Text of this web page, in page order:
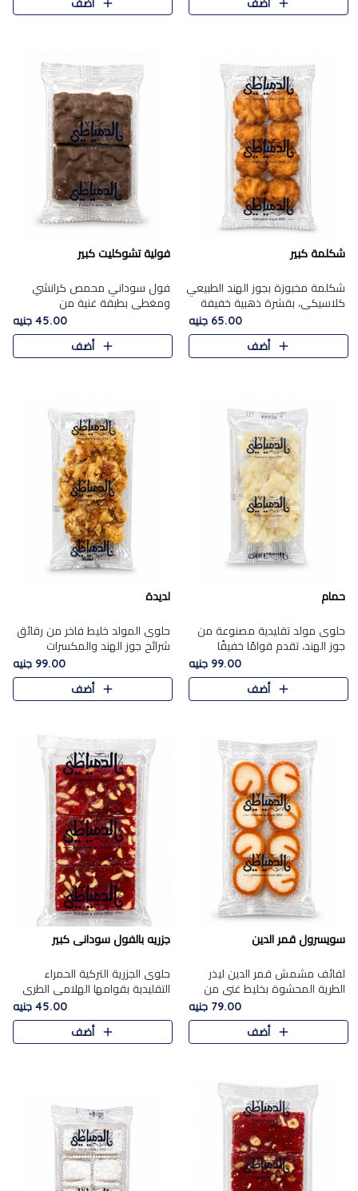
البسبوسة. تُخبز..
أضف
مزيج متوازن من القوام ..
أضف
شكلمة كبير
شكلمة مخبوزة بجوز الهند الطبيعي
كلاسيكي، بقشرة ذهبية خفيفة
وقلب طري رطب يذوب في الفم،
تمنحك المذاق الشرقي الحلو الأصيل
التقليدي في كل لقمة.
65.00 جنيه
أضف
فولية تشوكليت كبير
فول سوداني محمص كرانشي
ومغطى بطبقة غنية من
الشوكولاتة، يجمع بين طعم
القرمشة الأصيلة الكلاسكيكية
التقليدية للفول السوداني وحلاوة
45.00 جنيه
أضف
حمام
حلوى مولد تقليدية مصنوعة من
جوز الهند، تقدم قوامًا خفيفًا
ونكهة شرقية أصيلة تجسد روح
الـموسم الأعياد.
99.00 جنيه
أضف
لديدة
حلوى المولد خليط فاخر من رقائق
شرائح جوز الهند والمكسرات
المحمصة، متماسك بشراب حلاوة
الكراميل الخفيفة ليمنحك قرمشة
غنية ومذاقًا شرقيًا أصيلً..
99.00 جنيه
أضف
سويسرول قمر الدين
لفائف مشمش قمر الدين ليذر
الطرية المحشوة بخليط غني من
جوز الهند الأبيض والمكسرات
الفاخرة، يقدم المذاق الحلو
الطبيعي لقمر الدين و تجمع بين
79.00 جنيه
أضف
جزريه بالفول سودانى كبير
حلوى الجزرية التركية الحمراء
التقليدية بقوامها الهلامي الطري
ولونها الأحمر المميز، محشوة
بسخاء بالفول السوداني المحمص
لتمنحك توازنًا رائعًا ..
45.00 جنيه
أضف